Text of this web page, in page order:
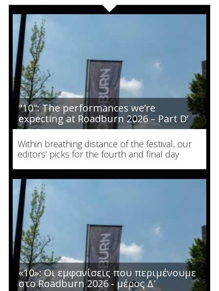
"10": The performances we’re
expecting at Roadburn 2026 – Part D’
Within breathing distance of the festival, our
editors’ picks for the fourth and final day
«10»: Οι εμφανίσεις που περιμένουμε
στο Roadburn 2026 - μέρος Δ'